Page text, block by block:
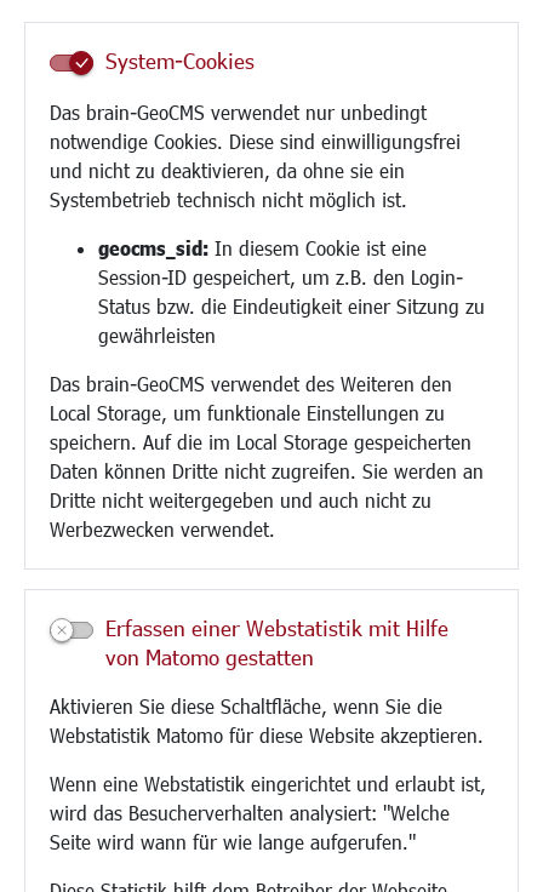
System-Cookies
Das brain-GeoCMS verwendet nur unbedingt
notwendige Cookies. Diese sind einwilligungsfrei
und nicht zu deaktivieren, da ohne sie ein
Systembetrieb technisch nicht möglich ist.
geocms_sid: In diesem Cookie ist eine
Session-ID gespeichert, um z.B. den Login-
Status bzw. die Eindeutigkeit einer Sitzung zu
gewährleisten
Das brain-GeoCMS verwendet des Weiteren den
Local Storage, um funktionale Einstellungen zu
speichern. Auf die im Local Storage gespeicherten
Daten können Dritte nicht zugreifen. Sie werden an
Dritte nicht weitergegeben und auch nicht zu
Werbezwecken verwendet.
Erfassen einer Webstatistik mit Hilfe
von Matomo gestatten
Aktivieren Sie diese Schaltfläche, wenn Sie die
Webstatistik Matomo für diese Website akzeptieren.
Wenn eine Webstatistik eingerichtet und erlaubt ist,
wird das Besucherverhalten analysiert: "Welche
Seite wird wann für wie lange aufgerufen."
Schule
Demokratie leben
Ukrainehilfe
Hilfe für Geflüchtete
Religion
Bauen/Umwelt/Mobilität
Bebauungsplanung
Verkehr/Mobilität
Glasfaserausbau
Aktuelle Baustellen
Paddelteich
CINDY S
Kultur/Freizeit/Tourismus
Veranstaltungen
Neue Stadthalle Langen
Bäder
Musikschule
Stadtbücherei
Stadtarchiv
Museen
Hotels/Unterkünfte